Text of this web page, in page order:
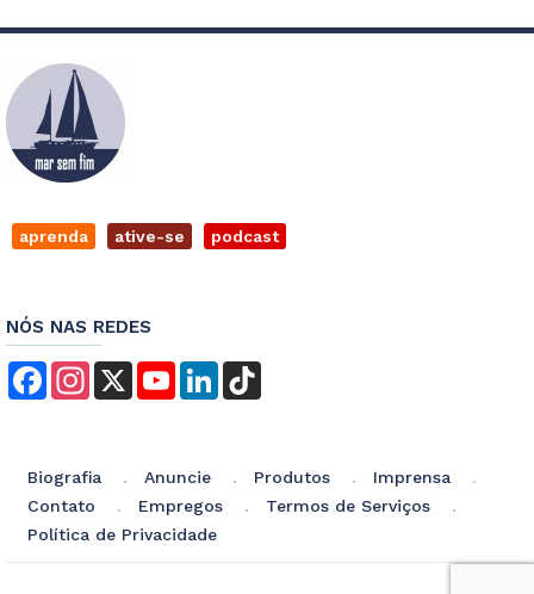
aprenda ative-se podcast
NÓS NAS REDES
FacebookInstagram
X YouTubeLinkedIn
Biografia Anuncie Produtos
Imprensa
Contato
Empregos
Termos de Serviços
Política de Privacidade